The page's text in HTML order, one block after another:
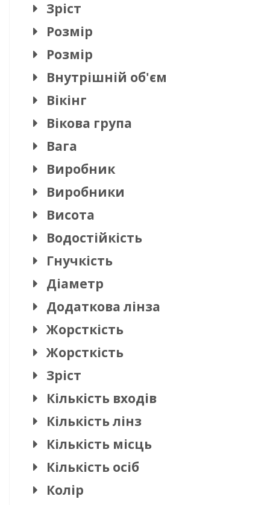
Зріст
Розмір
Розмір
Внутрішній об'єм
Вікінг
Вікова група
Вага
Виробник
Виробники
Висота
Водостійкість
Гнучкість
Діаметр
Додаткова лінза
Жорсткість
Жорсткість
Зріст
Кількість входів
Кількість лінз
Кількість місць
Кількість осіб
Колір